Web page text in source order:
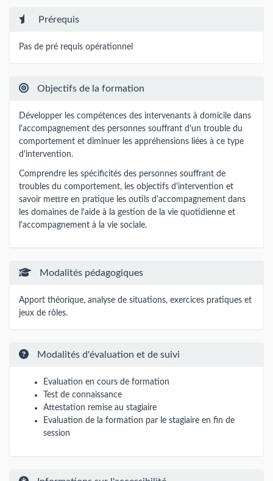
Prérequis
Pas de pré requis opérationnel
Objectifs de la formation
Développer les compétences des intervenants à domicile dans
l'accompagnement des personnes souffrant d'un trouble du
comportement et diminuer les appréhensions liées à ce type
d'intervention.
Comprendre les spécificités des personnes souffrant de
troubles du comportement, les objectifs d'intervention et
savoir mettre en pratique les outils d'accompagnement dans
les domaines de l'aide à la gestion de la vie quotidienne et
l'accompagnement à la vie sociale.
Modalités pédagogiques
Apport théorique, analyse de situations, exercices pratiques et
jeux de rôles.
Modalités d'évaluation et de suivi
Evaluation en cours de formation
Test de connaissance
Attestation remise au stagiaire
Evaluation de la formation par le stagiaire en fin de
session